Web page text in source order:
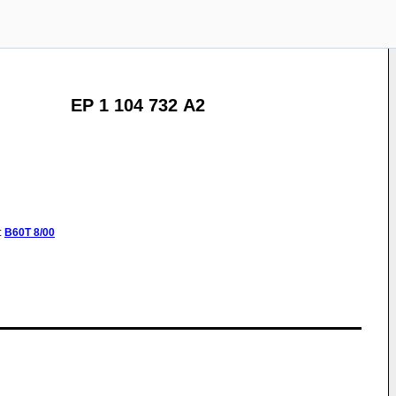
EP 1 104 732 A2
: B60T 8/00